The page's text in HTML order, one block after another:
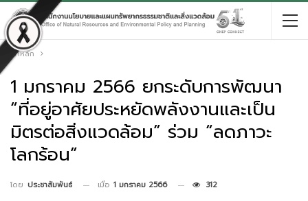
หน้าหลัก
1 มกราคม 2566 ยกระดับการพัฒนา
“ที่อยู่อาศัยประหยัดพลังงานและเป็น
มิตรต่อสิ่งแวดล้อม” ร่วม “ลดภาวะ
โลกร้อน”
โดย ประชาสัมพันธ์ เมื่อ 1 มกราคม 2566 312